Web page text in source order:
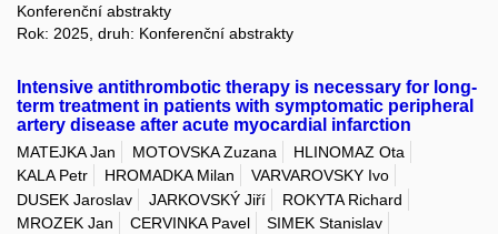
Konferenční abstrakty
Rok: 2025, druh: Konferenční abstrakty
Intensive antithrombotic therapy is necessary for long-
term treatment in patients with symptomatic peripheral
artery disease after acute myocardial infarction
MATEJKA Jan MOTOVSKA Zuzana
HLINOMAZ Ota
KALA Petr
HROMADKA Milan
VARVAROVSKY Ivo
DUSEK Jaroslav
JARKOVSKÝ Jiří
ROKYTA Richard
MROZEK Jan
CERVINKA Pavel
SIMEK Stanislav